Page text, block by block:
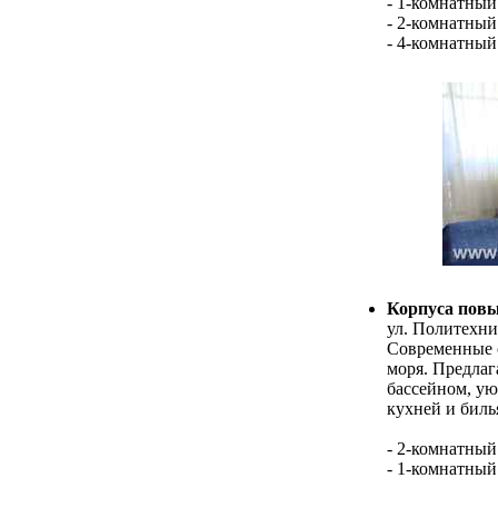
- 2-
- 4-
Корпуса
ул.
Современные
моря.
бассейном,
кухней и
- 2-
- 1-